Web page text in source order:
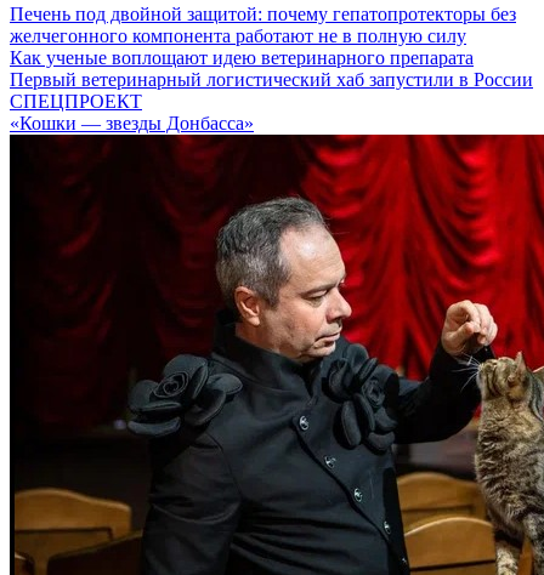
Печень под двойной защитой: почему гепатопротекторы без
желчегонного компонента работают не в полную силу
Как ученые воплощают идею ветеринарного препарата
Первый ветеринарный логистический хаб запустили в России
СПЕЦПРОЕКТ
«Кошки — звезды Донбасса»